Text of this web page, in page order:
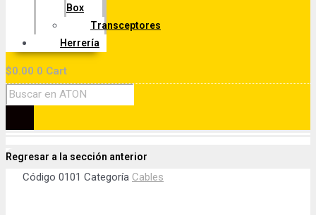
Box
Transceptores
Herrería
$0.00 0 Cart
Regresar a la sección anterior
Código 0101 Categoría Cables